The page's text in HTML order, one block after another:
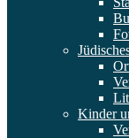
Kinder